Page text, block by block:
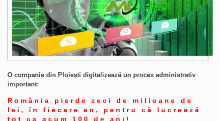
O companie din Ploiești digitalizează un proces administrativ
important:
România pierde zeci de milioane de
lei, în fiecare an, pentru că lucrează
tot ca acum 100 de ani!